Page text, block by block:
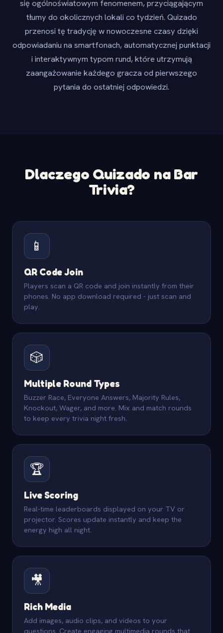
się ogólnoświatowym fenomenem, przyciągającym
tłumy do okolicznych lokali co tydzień. Quizado
przenosi tę tradycję w nowoczesne czasy dzięki
odpowiadaniu na smartfonach, automatycznej punktacji
i interaktywnym typom rund, które utrzymują
zaangażowanie każdego gracza od pierwszego
pytania do ostatniej odpowiedzi.
Dlaczego Quizado na Bar
Trivia?
📱
QR Code Join
Players scan a QR code and join instantly from their
phones. No app download required - just scan and
play.
🎲
Multiple Round Types
Buzzer Race, Everyone Answers, Majority Rules,
Knockout, Wager, and more. Mix and match rounds
to keep every trivia night fresh.
🏆
Live Scoring
Real-time leaderboards displayed on your TV or
projector. Scores update instantly and keep the
energy high all night.
🎥
Rich Media
Add images, audio clips, and videos to your
questions. Create engaging multimedia rounds that